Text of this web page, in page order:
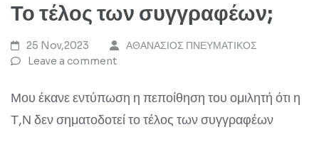
Το τέλος των συγγραφέων;
25 Nov,2023
ΑΘΑΝΑΣΙΟΣ ΠΝΕΥΜΑΤΙΚΟΣ
Leave a comment
Μου έκανε εντύπωση η πεποίθηση του ομιλητή ότι η
Τ,Ν δεν σηματοδοτεί το τέλος των συγγραφέων